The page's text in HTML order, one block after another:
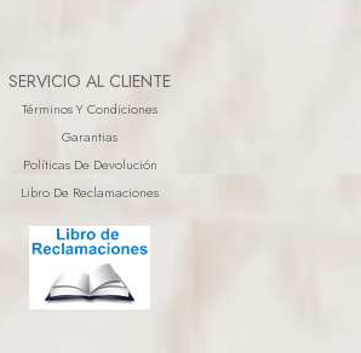
SERVICIO AL CLIENTE
Términos Y Condiciones
Garantias
Políticas De Devolución
Libro De Reclamaciones